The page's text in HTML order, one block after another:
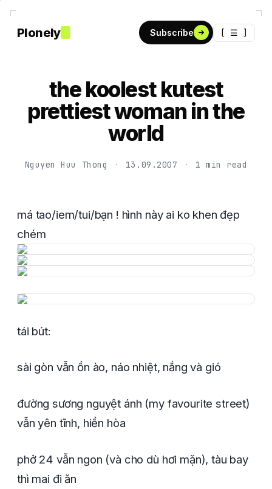
Plonely Subscribe [ ☰ ]
the koolest kutest
prettiest woman in the
world
Nguyen Huu Thong · 13.09.2007 · 1 min read
má tao/iem/tui/bạn ! hình này ai ko khen đẹp
chém
tái bút:
sài gòn vẫn ồn ào, náo nhiệt, nắng và gió
đường sương nguyệt ánh (my favourite street)
vẫn yên tĩnh, hiền hòa
phở 24 vẫn ngon (và cho dù hơi mặn), tàu bay
thì mai đi ăn